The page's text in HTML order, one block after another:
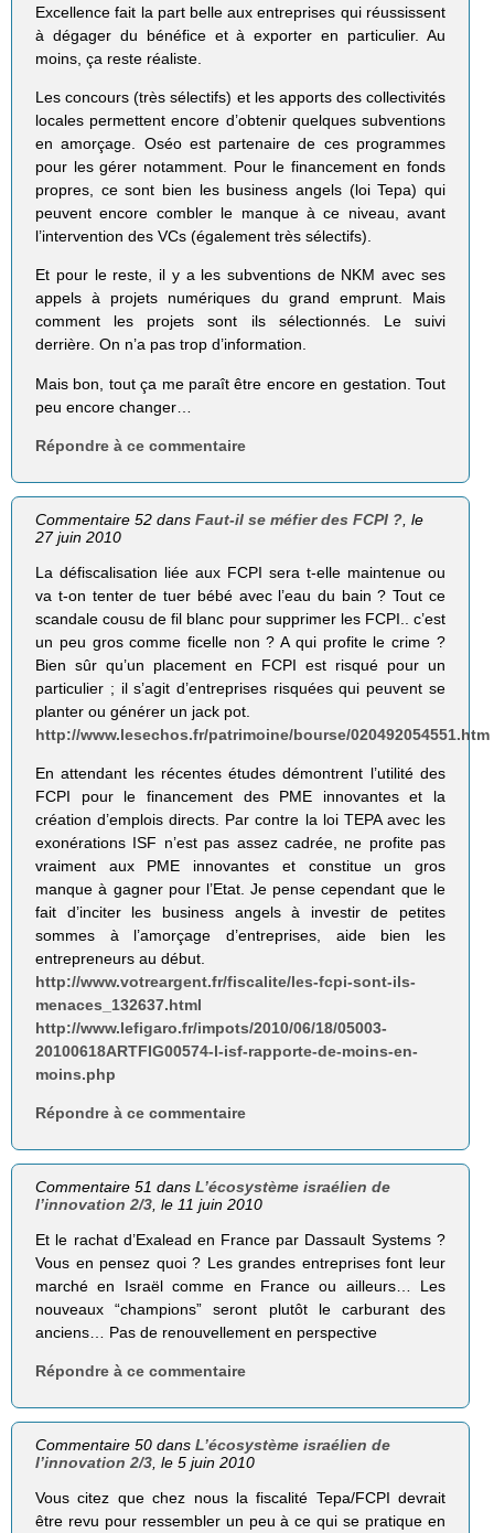
Excellence fait la part belle aux entreprises qui réussissent
à dégager du bénéfice et à exporter en particulier. Au
moins, ça reste réaliste.
Les concours (très sélectifs) et les apports des collectivités
locales permettent encore d’obtenir quelques subventions
en amorçage. Oséo est partenaire de ces programmes
pour les gérer notamment. Pour le financement en fonds
propres, ce sont bien les business angels (loi Tepa) qui
peuvent encore combler le manque à ce niveau, avant
l’intervention des VCs (également très sélectifs).
Et pour le reste, il y a les subventions de NKM avec ses
appels à projets numériques du grand emprunt. Mais
comment les projets sont ils sélectionnés. Le suivi
derrière. On n’a pas trop d’information.
Mais bon, tout ça me paraît être encore en gestation. Tout
peu encore changer…
Répondre à ce commentaire
Commentaire 52 dansFaut-il se méfier des FCPI ? , le
27 juin 2010
La défiscalisation liée aux FCPI sera t-elle maintenue ou
va t-on tenter de tuer bébé avec l’eau du bain ? Tout ce
scandale cousu de fil blanc pour supprimer les FCPI.. c’est
un peu gros comme ficelle non ? A qui profite le crime ?
Bien sûr qu’un placement en FCPI est risqué pour un
particulier ; il s’agit d’entreprises risquées qui peuvent se
planter ou générer un jack pot.
http://www.lesechos.fr/patrimoine/bourse/020492054551.htm
En attendant les récentes études démontrent l’utilité des
FCPI pour le financement des PME innovantes et la
création d’emplois directs. Par contre la loi TEPA avec les
exonérations ISF n’est pas assez cadrée, ne profite pas
vraiment aux PME innovantes et constitue un gros
manque à gagner pour l’Etat. Je pense cependant que le
fait d’inciter les business angels à investir de petites
sommes à l’amorçage d’entreprises, aide bien les
entrepreneurs au début.
http://www.votreargent.fr/fiscalite/les-fcpi-sont-ils-
menaces_132637.html
http://www.lefigaro.fr/impots/2010/06/18/05003-
20100618ARTFIG00574-l-isf-rapporte-de-moins-en-
moins.php
Répondre à ce commentaire
Commentaire 51 dansL’écosystème israélien de
l’innovation 2/3 , le 11 juin 2010
Et le rachat d’Exalead en France par Dassault Systems ?
Vous en pensez quoi ? Les grandes entreprises font leur
marché en Israël comme en France ou ailleurs… Les
nouveaux “champions” seront plutôt le carburant des
anciens… Pas de renouvellement en perspective
Répondre à ce commentaire
Commentaire 50 dansL’écosystème israélien de
l’innovation 2/3, le 5 juin 2010
Vous citez que chez nous la fiscalité Tepa/FCPI devrait
être revu pour ressembler un peu à ce qui se pratique en